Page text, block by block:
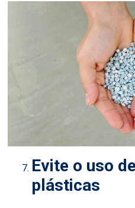
Evite o uso
plásticas